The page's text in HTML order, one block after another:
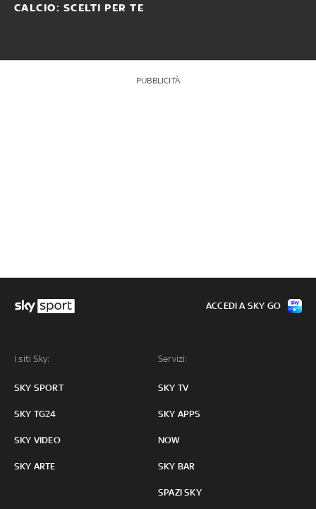
CALCIO: SCELTI PER TE
PUBBLICITÀ
I siti Sky:
SKY SPORT
SKY TG24
SKY VIDEO
SKY ARTE
Servizi:
SKY TV
SKY APPS
NOW
SKY BAR
SPAZI SKY
ACCEDI A SKY GO